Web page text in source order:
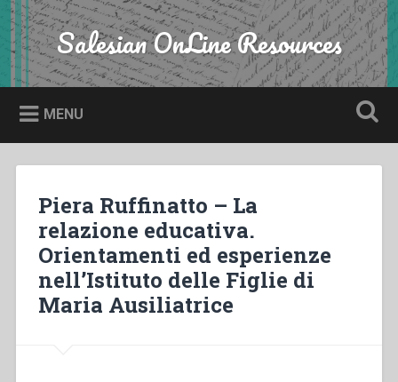
Skip
to
content
Search Salesian OnLine Resources
MENU
Piera Ruffinatto – La
relazione educativa.
Orientamenti ed esperienze
nell’Istituto delle Figlie di
Maria Ausiliatrice